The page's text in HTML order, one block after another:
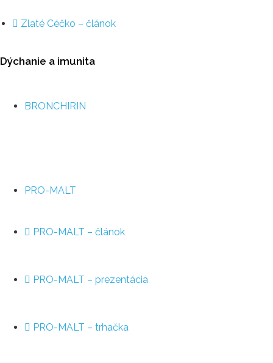
Zlaté Céčko – článok
Dýchanie a imunita
BRONCHIRIN
PRO-MALT
PRO-MALT – článok
PRO-MALT – prezentácia
PRO-MALT – trhačka